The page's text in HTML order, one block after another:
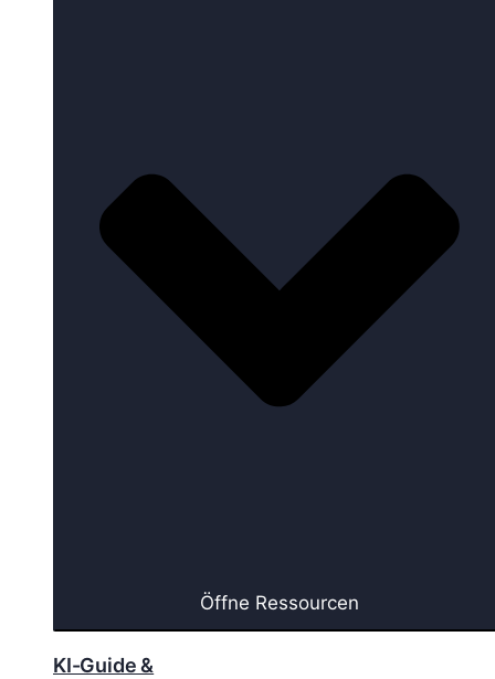
Öffne Ressourcen
KI-Guide &